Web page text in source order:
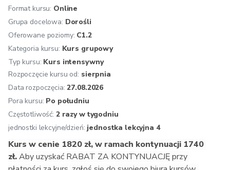
agresję,
rozumienie instrukcji obsługi,
opisywanie działania urządzeń codziennego użytku,
rozumienie sformułowań i zwrotów języka administracji
publicznej.
Zalecana kontynuacja: C1.2. Mogą Państwo też
przystąpić do egzaminu ÖSD C1.
Oferujemy: osobistą konsultację przed rozpoczęciem
kursu, zakwalifikowanie na odpowiedni poziom, jednolity
program nauczania zgodny z wytycznymi Europejskiego
prowadzoną przez doświadczonych i kompetentnych
lektorów, atmosferę inspirującą do nauki, multimedialne
Format kursu: Online
Grupa docelowa: Dorośli
Oferowane poziomy: C1.2
Kategoria kursu: Kurs grupowy
Typ kursu: Kurs intensywny
Rozpoczęcie kursu od: sierpnia
Data rozpoczęcia:27.08.2026
Pora kursu: Po południu
Częstotliwość: 2 razy w tygodniu
jednostki lekcyjne/dzień: jednostka lekcyjna 4
Kurs w cenie 1820 zł, w ramach kontynuacji 1740
zł. Aby uzyskać RABAT ZA KONTYNUACJĘ przy